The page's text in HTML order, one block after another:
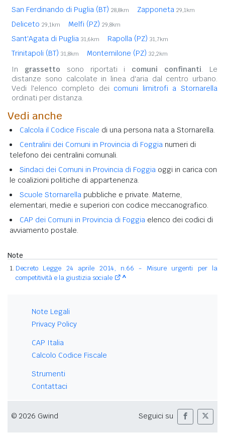
San Ferdinando di Puglia (BT) 28,8km Zapponeta 29,1km
Deliceto 29,1km Melfi (PZ) 29,8km
Sant'Agata di Puglia 31,6km Rapolla (PZ) 31,7km
Trinitapoli (BT) 31,8km Montemilone (PZ) 32,2km
In grassetto sono riportati i comuni confinanti. Le
distanze sono calcolate in linea d'aria dal centro urbano.
Vedi l'elenco completo dei comuni limitrofi a Stornarella
ordinati per distanza.
Vedi anche
Calcola il Codice Fiscale di una persona nata a Stornarella.
Centralini dei Comuni in Provincia di Foggia numeri di
telefono dei centralini comunali.
Sindaci dei Comuni in Provincia di Foggia oggi in carica con
le coalizioni politiche di appartenenza.
Scuole Stornarella pubbliche e private. Materne,
elementari, medie e superiori con codice meccanografico.
CAP dei Comuni in Provincia di Foggia elenco dei codici di
avviamento postale.
Note
Decreto Legge 24 aprile 2014, n.66 - Misure urgenti per la
competitività e la giustizia sociale
^
Note Legali
Privacy Policy
CAP Italia
Calcolo Codice Fiscale
Strumenti
Contattaci
© 2026 Gwind Seguici su